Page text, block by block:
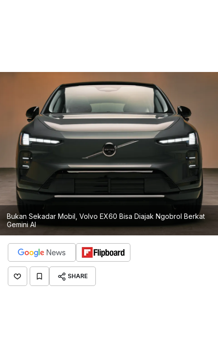
Bukan Sekadar Mobil, Volvo EX60 Bisa Diajak Ngobrol Berkat
Gemini AI
SHARE